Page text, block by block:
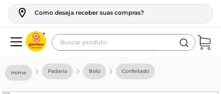
Como deseja receber suas compras?
Buscar produto
Padaria Bolo Confeitado
geladeira